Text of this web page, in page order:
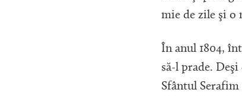
mie de zile şi o
În anul 1804,
să-l prade.
Sfântul